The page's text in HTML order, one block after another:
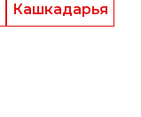
Кашкадарья